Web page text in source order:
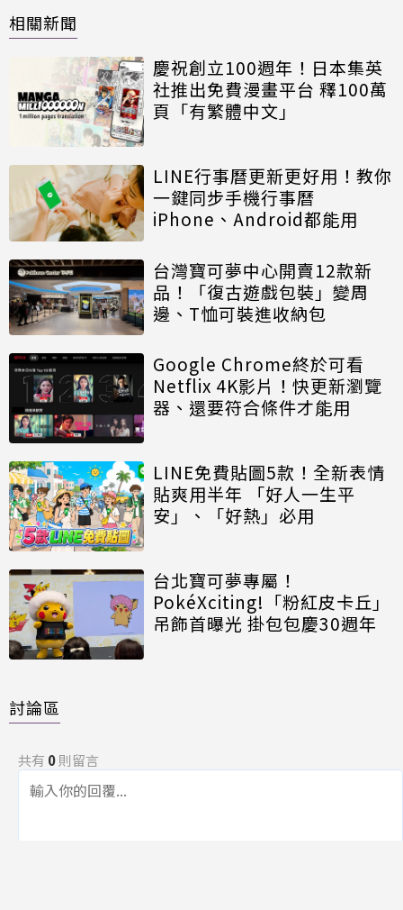
相關新聞
慶祝創立100週年！日本集英
社推出免費漫畫平台 釋100萬
頁「有繁體中文」
LINE行事曆更新更好用！教你
一鍵同步手機行事曆
iPhone、Android都能用
台灣寶可夢中心開賣12款新
品！「復古遊戲包裝」變周
邊、T恤可裝進收納包
Google Chrome終於可看
Netflix 4K影片！快更新瀏覽
器、還要符合條件才能用
LINE免費貼圖5款！全新表情
貼爽用半年 「好人一生平
安」、「好熱」必用
台北寶可夢專屬！
PokéXciting!「粉紅皮卡丘」
吊飾首曝光 掛包包慶30週年
討論區
共有 0則留言